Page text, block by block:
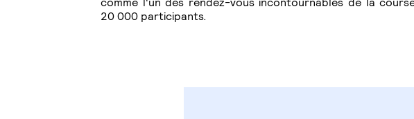
20 000 participants.